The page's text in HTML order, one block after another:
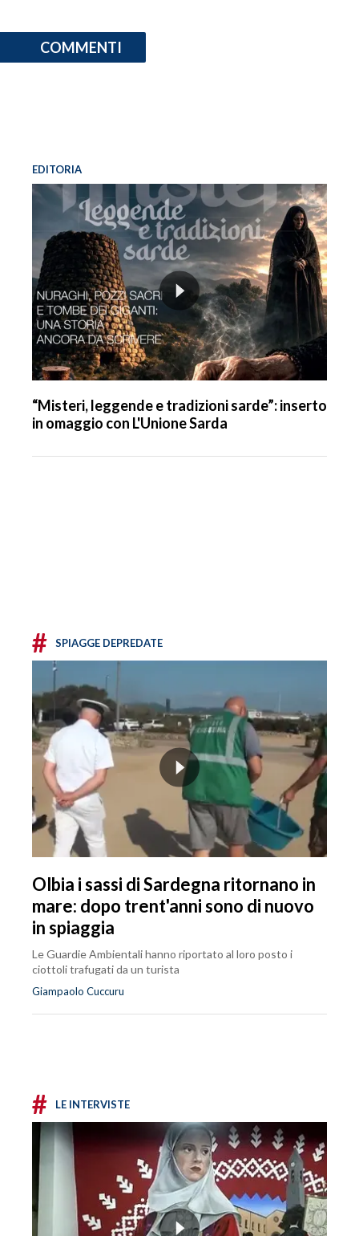
COMMENTI
EDITORIA
“Misteri, leggende e tradizioni sarde”: inserto
in omaggio con L'Unione Sarda
# SPIAGGE DEPREDATE
Olbia i sassi di Sardegna ritornano in
mare: dopo trent'anni sono di nuovo
in spiaggia
Le Guardie Ambientali hanno riportato al loro posto i
ciottoli trafugati da un turista
Giampaolo Cuccuru
# LE INTERVISTE